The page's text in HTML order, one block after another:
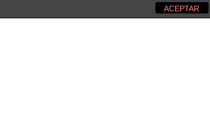
ACEPTAR